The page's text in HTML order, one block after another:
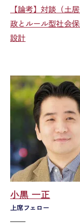
【論考】対談（土
政とルール型社会
設計
上席フェロー
小黒 一正